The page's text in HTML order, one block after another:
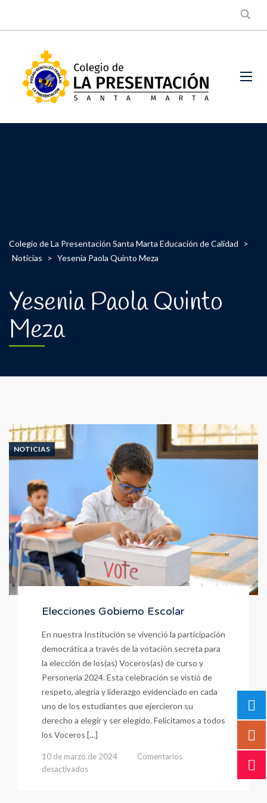
Colegio de La Presentación Santa Marta Educación de Calidad
>
Noticias
> Yesenia Paola Quinto Meza
Yesenia Paola Quinto
Meza
NOTICIAS
Elecciones Gobierno Escolar
En nuestra Institución se vivenció la participación
democrática a través de la votación secreta para
la elección de los(as) Voceros(as) de curso y
Personería 2024. Esta celebración se vistió de
respeto, alegría y liderazgo evidenciado en cada
uno de los estudiantes que ejercieron su
derecho a elegir y ser elegido. Felicitamos a todos
los Voceros […]
10 de marzo de 2024
Comentarios
desactivados